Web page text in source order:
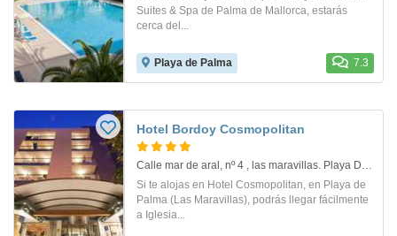
Suites & Spa de Palma de Mallorca, estarás
cerca del...
Playa de Palma 7.3
Hotel Bordoy Cosmopolitan
Si te alojas en Hotel Cosmopolitan, en Playa de
Palma (Las Maravillas), podrás llegar fácilmente
a Iglesia...